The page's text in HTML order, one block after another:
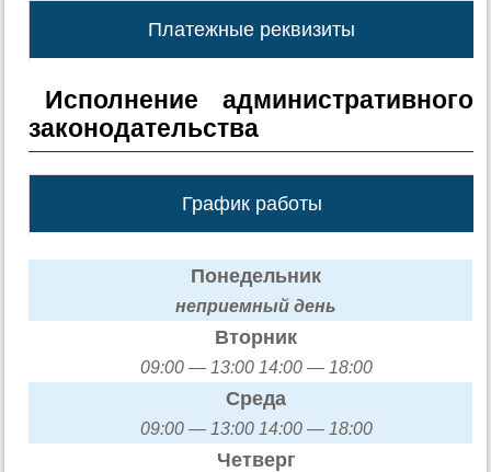
Платежные реквизиты
Исполнение административного
законодательства
График работы
Понедельник
неприемный день
Вторник
09:00 — 13:00 14:00 — 18:00
Среда
09:00 — 13:00 14:00 — 18:00
Четверг